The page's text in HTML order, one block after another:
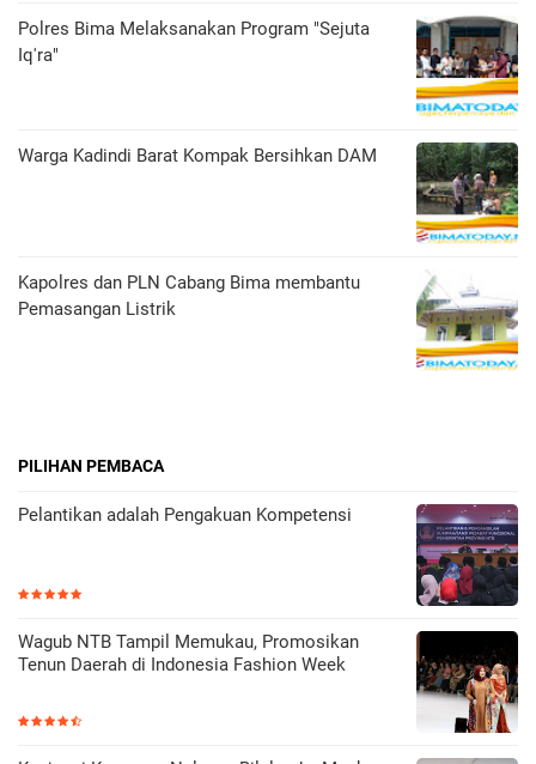
Polres Bima Melaksanakan Program "Sejuta
Iq'ra"
Warga Kadindi Barat Kompak Bersihkan DAM
Kapolres dan PLN Cabang Bima membantu
Pemasangan Listrik
PILIHAN PEMBACA
Pelantikan adalah Pengakuan Kompetensi
Wagub NTB Tampil Memukau, Promosikan
Tenun Daerah di Indonesia Fashion Week